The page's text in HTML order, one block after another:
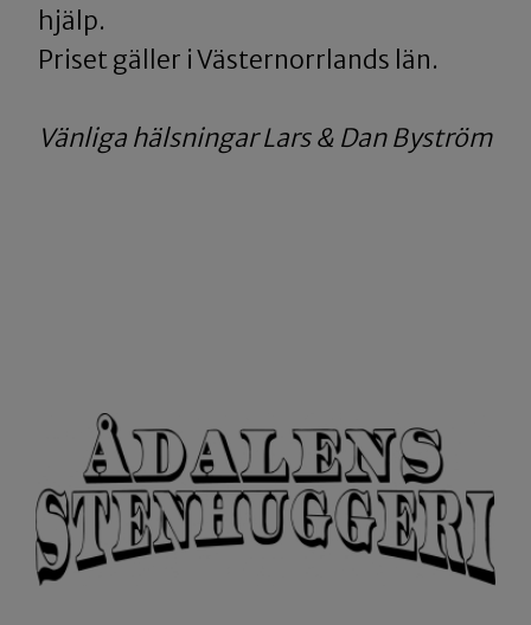
hjälp.
Priset gäller i Västernorrlands län.
Vänliga hälsningar Lars & Dan Byström